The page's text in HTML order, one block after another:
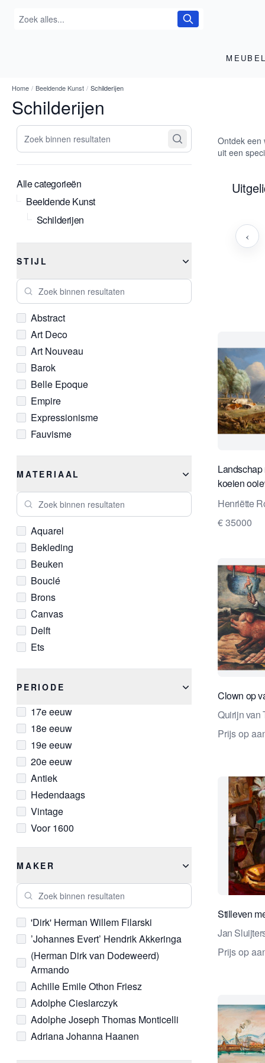
Home / Beeldende Kunst / Schilderijen
Schilderijen
Zoek binnen resultaten
Alle categorieën
Beeldende Kunst
Schilderijen
STIJL
Zoek binnen resultaten
Abstract
Art Deco
Art Nouveau
Barok
Belle Epoque
Empire
Expressionisme
Fauvisme
Impressionisme
Kubisme
Louis XIII
Louis XIV
Middeleeuws
Modern
Modernisme
Napoleon III
Neoclassicisme
Oude Meesters
Post-War
Primitieve Kunst
Renaissance
Romantiek
Rustiek
School van Barbizon
MATERIAAL
Zoek binnen resultaten
Aquarel
Bekleding
Beuken
Bouclé
Brons
Canvas
Delft
Ets
Houtskool
Ivoor
Koper
Krijt
Lakwek
Lapis lazuli
Leer
Linnen
Marmer
Olieverf
Parelmoer
Pastel
Pen
Porselein
Segrijn
Vlechtwerk
PERIODE
17e eeuw
18e eeuw
19e eeuw
20e eeuw
Antiek
Hedendaags
Vintage
Voor 1600
MAKER
Zoek binnen resultaten
'Dirk' Herman Willem Filarski
’Johannes Evert’ Hendrik Akkeringa
(Herman Dirk van Dodeweerd)
Armando
Achille Emile Othon Friesz
Adolphe Cieslarczyk
Adolphe Joseph Thomas Monticelli
Adriana Johanna Haanen
Ontdek een
uit een
‹
Landschap
koeien
onder
Henriëtte
€ 35000
Clown op
Quirijn van
Prijs op
Stilleven
Jan
Prijs op